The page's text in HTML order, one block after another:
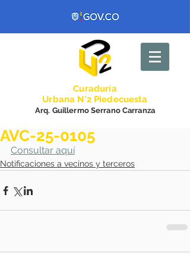
Curaduría
Urbana N°2 Piedecuesta
Arq. Guillermo Serrano Carranza
AVC-25-0105
Consultar aquí
Notificaciones a vecinos y terceros